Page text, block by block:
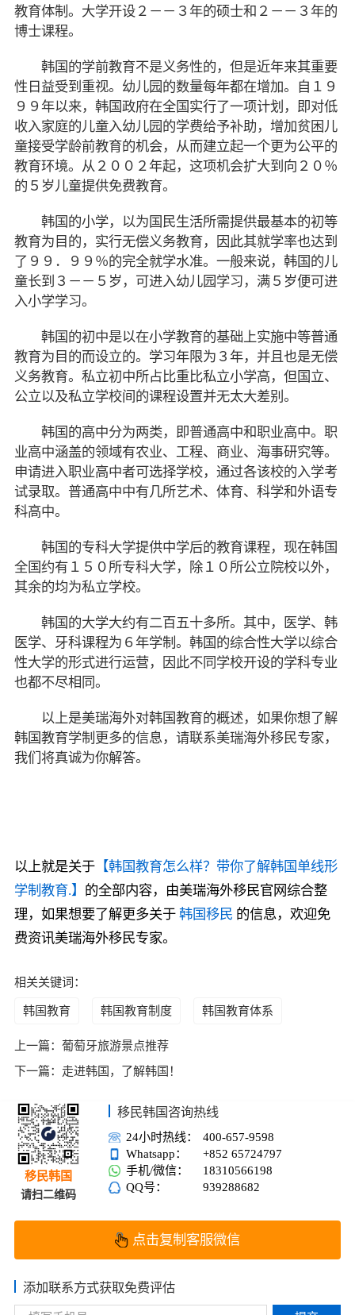
教育体制。大学开设２－－３年的硕士和２－－３年的
博士课程。
韩国的学前教育不是义务性的，但是近年来其重要
性日益受到重视。幼儿园的数量每年都在增加。自１９
９９年以来，韩国政府在全国实行了一项计划，即对低
收入家庭的儿童入幼儿园的学费给予补助，增加贫困儿
童接受学龄前教育的机会，从而建立起一个更为公平的
教育环境。从２００２年起，这项机会扩大到向２０％
的５岁儿童提供免费教育。
韩国的小学，以为国民生活所需提供最基本的初等
教育为目的，实行无偿义务教育，因此其就学率也达到
了９９．９９％的完全就学水准。一般来说，韩国的儿
童长到３－－５岁，可进入幼儿园学习，满５岁便可进
入小学学习。
韩国的初中是以在小学教育的基础上实施中等普通
教育为目的而设立的。学习年限为３年，并且也是无偿
义务教育。私立初中所占比重比私立小学高，但国立、
公立以及私立学校间的课程设置并无太大差别。
韩国的高中分为两类，即普通高中和职业高中。职
业高中涵盖的领域有农业、工程、商业、海事研究等。
申请进入职业高中者可选择学校，通过各该校的入学考
试录取。普通高中中有几所艺术、体育、科学和外语专
科高中。
韩国的专科大学提供中学后的教育课程，现在韩国
全国约有１５０所专科大学，除１０所公立院校以外，
其余的均为私立学校。
韩国的大学大约有二百五十多所。其中，医学、韩
医学、牙科课程为６年学制。韩国的综合性大学以综合
性大学的形式进行运营，因此不同学校开设的学科专业
也都不尽相同。
以上是美瑞海外对韩国教育的概述，如果你想了解
韩国教育学制更多的信息，请联系美瑞海外移民专家，
我们将真诚为你解答。
以上就是关于【韩国教育怎么样？带你了解韩国单线形
学制教育.】 的全部内容，由美瑞海外移民官网综合整
理，如果想要了解更多关于 韩国移民 的信息，欢迎免
费资讯美瑞海外移民专家。
相关关键词：
韩国教育 韩国教育制度 韩国教育体系
上一篇： 葡萄牙旅游景点推荐
下一篇： 走进韩国，了解韩国！
移民韩国
请扫二维码
移民韩国咨询热线
24小时热线：
400-657-9598
Whatsapp：
+852 65724797
手机/微信：
18310566198
QQ号：
939288682
点击复制客服微信
添加联系方式获取免费评估